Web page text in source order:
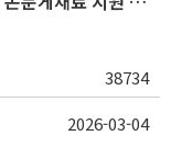
38734
2026-03-04